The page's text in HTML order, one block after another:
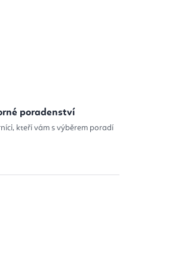
poradenství
kteří vám s výběrem poradí